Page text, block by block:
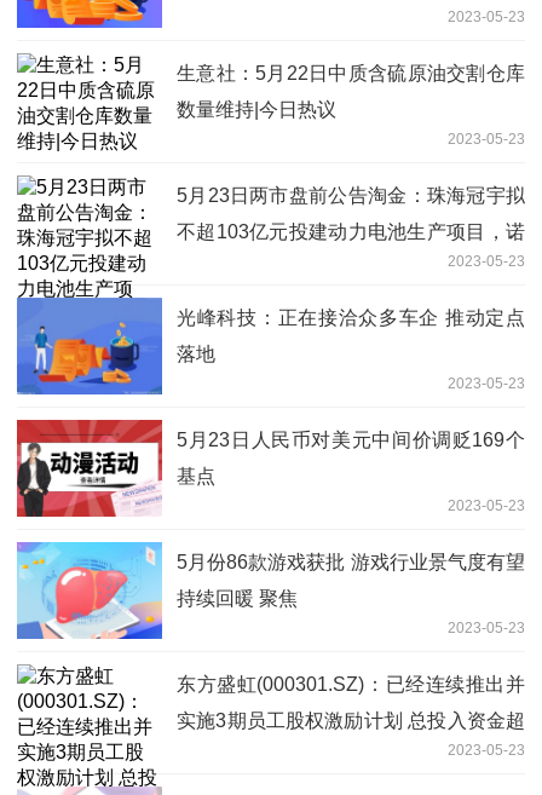
2023-05-23
生意社：5月22日中质含硫原油交割仓库
数量维持|今日热议
2023-05-23
5月23日两市盘前公告淘金：珠海冠宇拟
不超103亿元投建动力电池生产项目，诺
泰生物与客户签订1.02亿美元合同2023-05-23
光峰科技：正在接洽众多车企 推动定点
落地
2023-05-23
5月23日人民币对美元中间价调贬169个
基点
2023-05-23
5月份86款游戏获批 游戏行业景气度有望
持续回暖 聚焦
2023-05-23
东方盛虹(000301.SZ)：已经连续推出并
实施3期员工股权激励计划 总投入资金超
2023-05-23